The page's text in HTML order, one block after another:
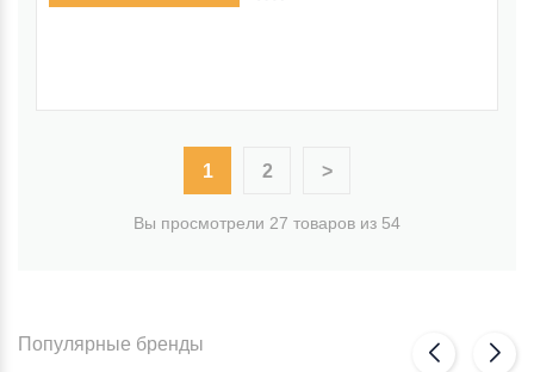
1 2 >
Вы просмотрели 27 товаров из 54
Популярные бренды